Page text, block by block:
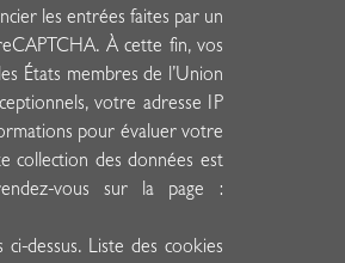
les entrées faites par un
À cette fin, vos
États membres de l’Union
votre adresse IP
pour évaluer votre
collection des données est
vous sur la page :
dessus. Liste des cookies